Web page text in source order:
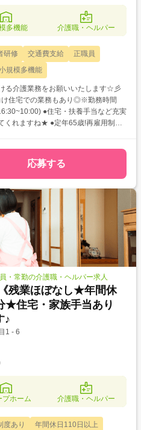
多機能 介護職・ヘルパー
研修 交通費支給
正職員
規模多機能
る介護業務をお願いいたします☆彡
け住宅での業務もあり◎※勤務時間
●住宅・扶養手当など充実
くれますね★ ●定年65歳!再雇用制度
応募する
・常勤の介護職・ヘルパー求人
残業ほぼなし★年間休
★住宅・家族手当あり
♪
1 - 6
プホーム 介護職・ヘルパー
度あり
年間休日110日以上